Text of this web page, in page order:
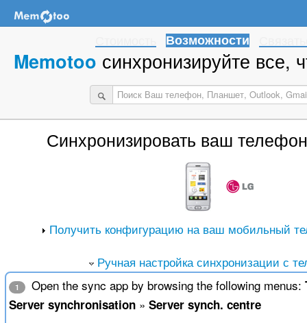
Возможности
Memotoo синхронизируйте все,
Синхронизировать ваш телефон
Получить конфигурацию на ваш мобильный
Ручная настройка синхронизации с
1 Open the sync app by browsing the following menus:
Server synchronisation» Server synch. centre